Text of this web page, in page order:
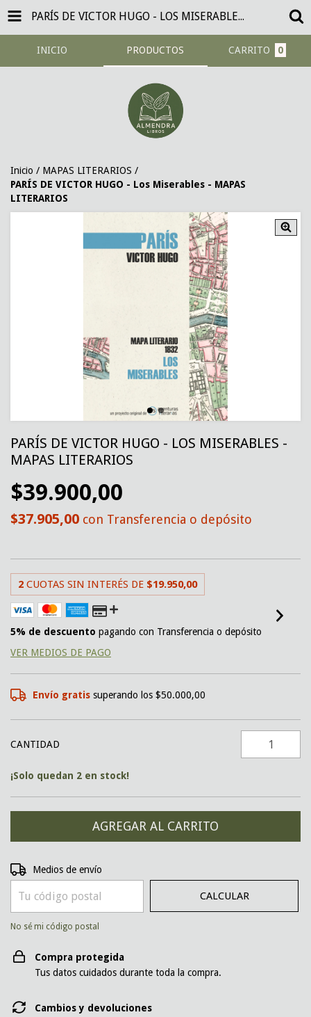
PARÍS DE VICTOR HUGO - LOS MISERABLES - MAPAS LITERARIOS
INICIO PRODUCTOS CARRITO 0
Inicio / MAPAS LITERARIOS /
PARÍS DE VICTOR HUGO - Los Miserables - MAPAS
LITERARIOS
PARÍS DE VICTOR HUGO - LOS MISERABLES -
MAPAS LITERARIOS
$39.900,00
$37.905,00 con Transferencia o depósito
2 CUOTAS SIN INTERÉS DE $19.950,00
5% de descuento pagando con Transferencia o depósito
VER MEDIOS DE PAGO
Envío gratis superando los$50.000,00
CANTIDAD
¡Solo quedan 2 en stock!
Entregas para el CP:
Medios de envío
CALCULAR
No sé mi código postal
Compra protegida
Tus datos cuidados durante toda la compra.
Cambios y devoluciones